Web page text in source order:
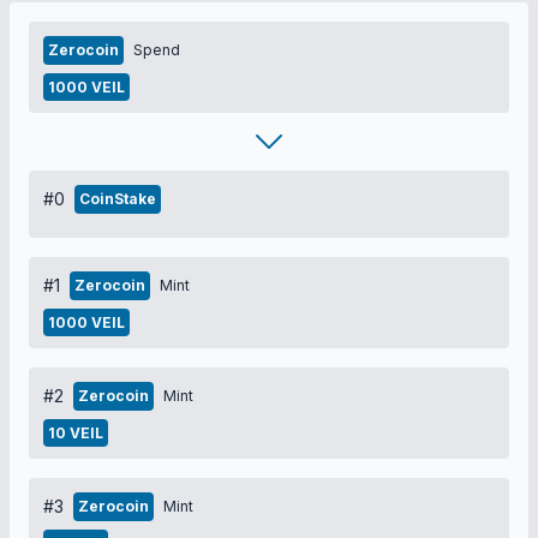
Zerocoin Spend
1000 VEIL
#0 CoinStake
#1 Zerocoin Mint
1000 VEIL
#2 Zerocoin Mint
10 VEIL
#3 Zerocoin Mint